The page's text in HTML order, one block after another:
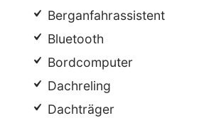
Berganfahrassistent
Bluetooth
Bordcomputer
Dachreling
Dachträger